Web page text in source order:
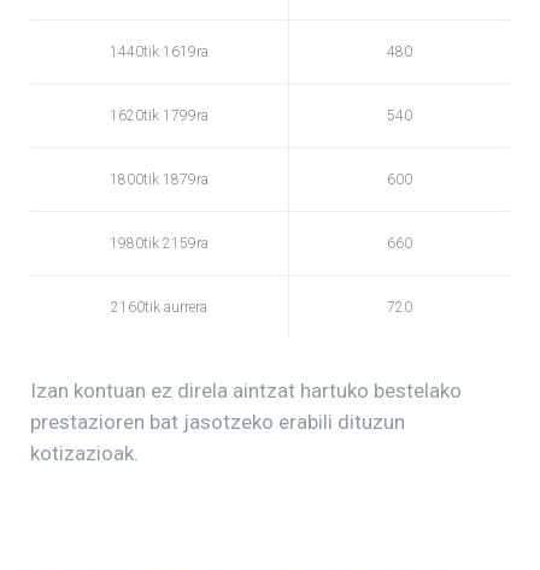
1440tik 1619ra 480
1620tik 1799ra 540
1800tik 1879ra 600
1980tik 2159ra 660
2160tik aurrera 720
Izan kontuan ez direla aintzat hartuko bestelako
prestazioren bat jasotzeko erabili dituzun
kotizazioak.